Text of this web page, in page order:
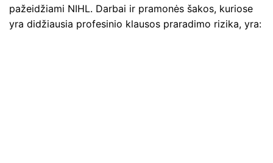
pažeidžiami NIHL. Darbai ir pramonės šakos, kuriose
yra didžiausia profesinio klausos praradimo rizika, yra: